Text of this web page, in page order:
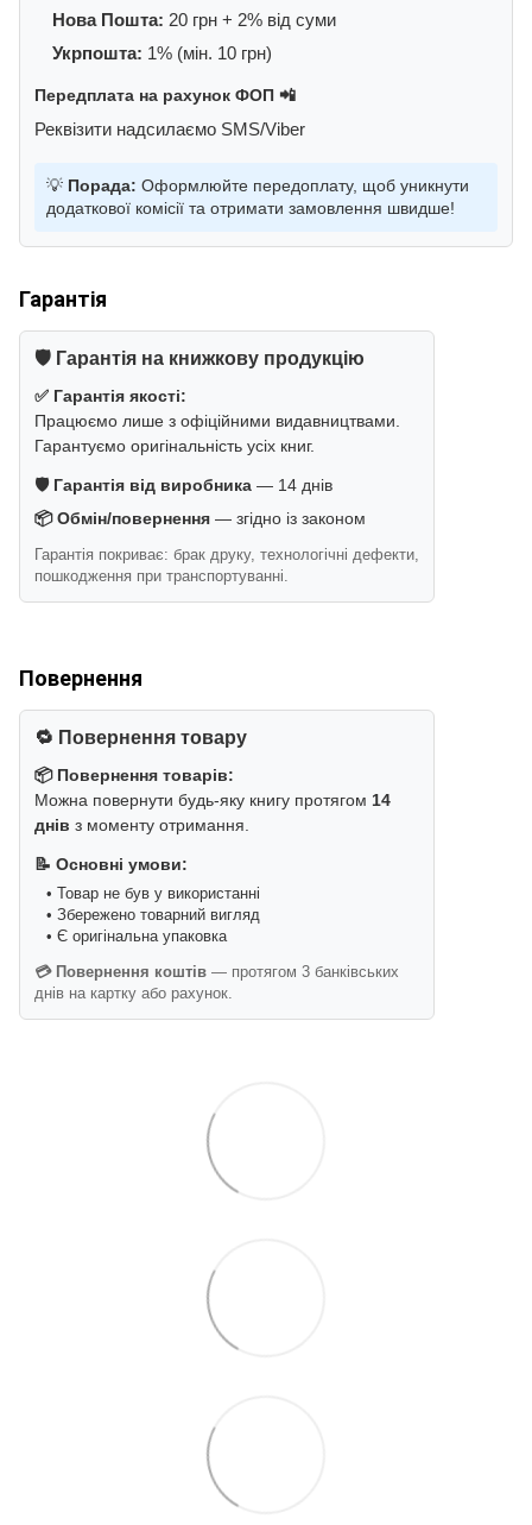
Нова Пошта: 20 грн + 2% від суми
Укрпошта: 1% (мін. 10 грн)
Передплата на рахунок ФОП 📲
Реквізити надсилаємо SMS/Viber
💡 Порада: Оформлюйте передоплату, щоб уникнути
додаткової комісії та отримати замовлення швидше!
Гарантія
🛡️ Гарантія на книжкову продукцію
✅ Гарантія якості:
Працюємо лише з офіційними видавництвами.
Гарантуємо оригінальність усіх книг.
🛡️ Гарантія від виробника — 14 днів
📦 Обмін/повернення — згідно із законом
Гарантія покриває: брак друку, технологічні дефекти,
пошкодження при транспортуванні.
Повернення
🔁 Повернення товару
📦 Повернення товарів:
Можна повернути будь-яку книгу протягом 14
днів з моменту отримання.
📝 Основні умови:
• Товар не був у використанні
• Збережено товарний вигляд
• Є оригінальна упаковка
💳 Повернення коштів — протягом 3 банківських
днів на картку або рахунок.